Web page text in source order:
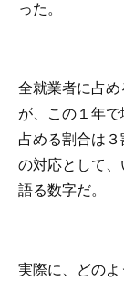
った。
全就業者に占
が、この１年
占める割合は３
の対応として
語る数字だ。
実際に、どの